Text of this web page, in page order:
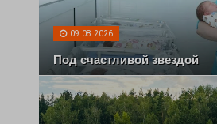
09.08.2026
Под счастливой звездой